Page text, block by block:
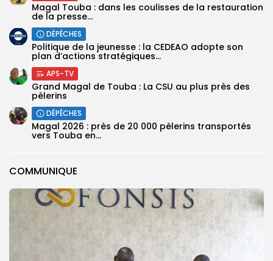
COMMUNIQUE
Magal Touba : dans les coulisses de la restauration
de la presse...
DÉPÊCHES
Politique de la jeunesse : la CEDEAO adopte son
plan d’actions stratégiques...
APS-TV
Grand Magal de Touba : La CSU au plus près des
pèlerins
DÉPÊCHES
Magal 2026 : près de 20 000 pèlerins transportés
vers Touba en...